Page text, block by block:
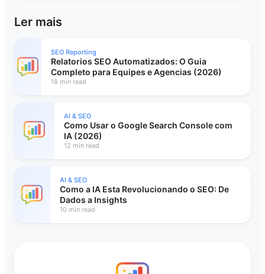
Ler mais
SEO Reporting
Relatorios SEO Automatizados: O Guia
Completo para Equipes e Agencias (2026)
18 min read
AI & SEO
Como Usar o Google Search Console com
IA (2026)
12 min read
AI & SEO
Como a IA Esta Revolucionando o SEO: De
Dados a Insights
10 min read